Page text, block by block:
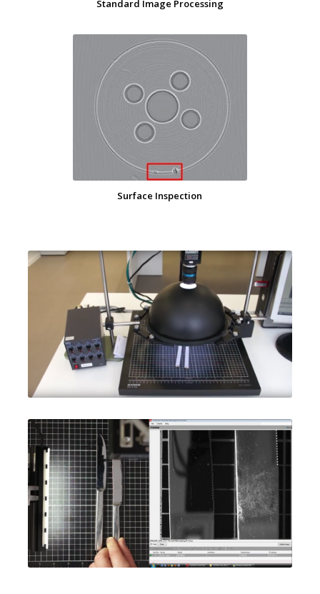
Standard Image Processing
Surface Inspection